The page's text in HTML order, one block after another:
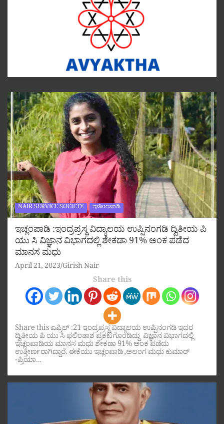
NAIR SERVICE SOCIETY ಇಚಿಲಂಪಾಡಿ
ಇಚ್ಲಂಪಾಡಿ :ಇಂದ್ರಪ್ರಸ್ಥ ವಿದ್ಯಾಲಯ ಉಪ್ಪಿನಂಗಡಿ ದ್ವಿತೀಯ ಪಿ
ಯು ಸಿ ವಿಜ್ಞಾನ ವಿಭಾಗದಲ್ಲಿ ಶೇಕಡಾ 91% ಅಂಕ ಪಡೆದ
ಮಾನಸ ಮಧು
April 21, 2023 Girish Nair
Share this
Share this ಏಪ್ರಿಲ್ :21 ಇಂದ್ರಪ್ರಸ್ಥ ವಿದ್ಯಾಲಯ ಉಪ್ಪಿನಂಗಡಿ ಇದರ
ದ್ವಿತೀಯ ಪಿ ಯು ಸಿ ಫಲಿಂತಾಶ ಪ್ರಕಟಗೊಂಡಿದ್ದು ವಿಜ್ಞಾನ ವಿಭಾಗದಲ್ಲಿ
ಇಚ್ಲಂಪಾಡಿಯ ಮಾನಸ ಮಧು ಶೇಕಡಾ 91% ಅಂಕ ಪಡೆದು
ಉತ್ತೀರ್ಣರಾಗಿದ್ದಾರೆ. ಈಕೆಯು ಇಚ್ಲಂಪಾಡಿ ,ಅಲಂಗ ಮಧು ಕುಮಾರ್
-ಪ್ರಿಯಾ…